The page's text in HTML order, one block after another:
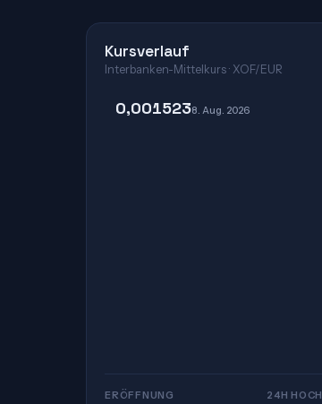
Kursverlauf
Interbanken-Mittelkurs · XOF/EUR
0,0015238. Aug. 2026
ERÖFFNUNG 24H HOCH